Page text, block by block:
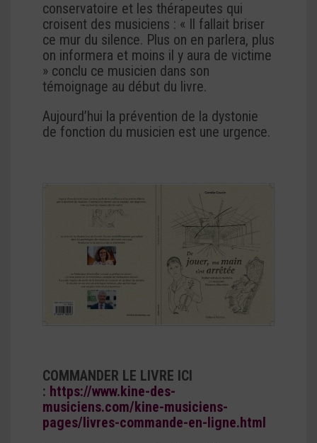
conservatoire et les thérapeutes qui
croisent des musiciens : « Il fallait briser
ce mur du silence. Plus on en parlera, plus
on informera et moins il y aura de victime
» conclu ce musicien dans son
témoignage au début du livre.
Aujourd’hui la prévention de la dystonie
de fonction du musicien est une urgence.
COMMANDER LE LIVRE ICI
: https://www.kine-des-
musiciens.com/kine-musiciens-
pages/livres-commande-en-ligne.html